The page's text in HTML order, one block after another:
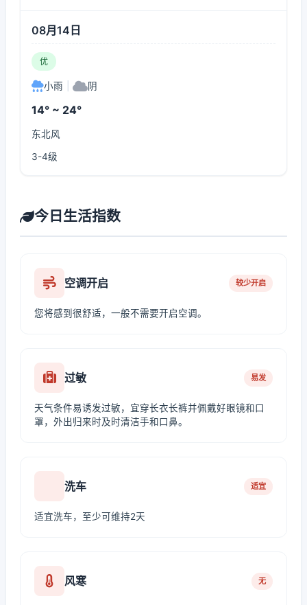
08月14日
优
小雨 阴
14° ~ 24°
东北风
3-4级
今日生活指数
空调开启 较少开启
您将感到很舒适，一般不需要开启空调。
过敏 易发
天气条件易诱发过敏，宜穿长衣长裤并佩戴好眼镜和口
罩，外出归来时及时清洁手和口鼻。
洗车 适宜
适宜洗车，至少可维持2天
风寒 无